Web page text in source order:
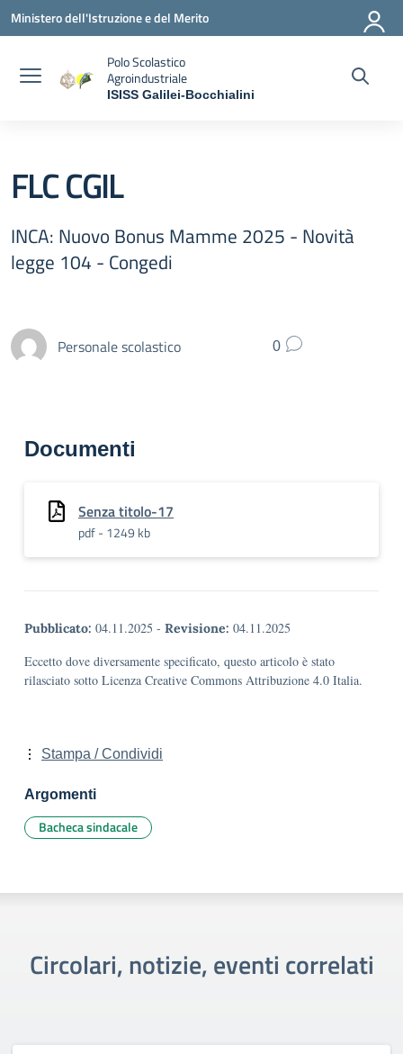
Ministero dell'Istruzione e del Merito
Polo Scolastico
Agroindustriale
ISISS Galilei-Bocchialini
FLC CGIL
INCA: Nuovo Bonus Mamme 2025 - Novità
legge 104 - Congedi
Personale scolastico 0
Documenti
Senza titolo-17
pdf - 1249 kb
Pubblicato: 04.11.2025 - Revisione: 04.11.2025
Eccetto dove diversamente specificato, questo articolo è stato
rilasciato sotto Licenza Creative Commons Attribuzione 4.0 Italia.
Stampa / Condividi
Argomenti
Bacheca sindacale
Circolari, notizie, eventi correlati